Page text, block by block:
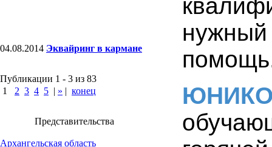
04.08.2014 Эквайринг в кармане
Публикации 1 - 3 из 83
1
2 3 4 5 | » | конец
Представительства
Архангельская область